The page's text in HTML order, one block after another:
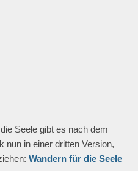
Seele gibt es nach dem
nun in einer dritten Version,
Wandern für die Seele